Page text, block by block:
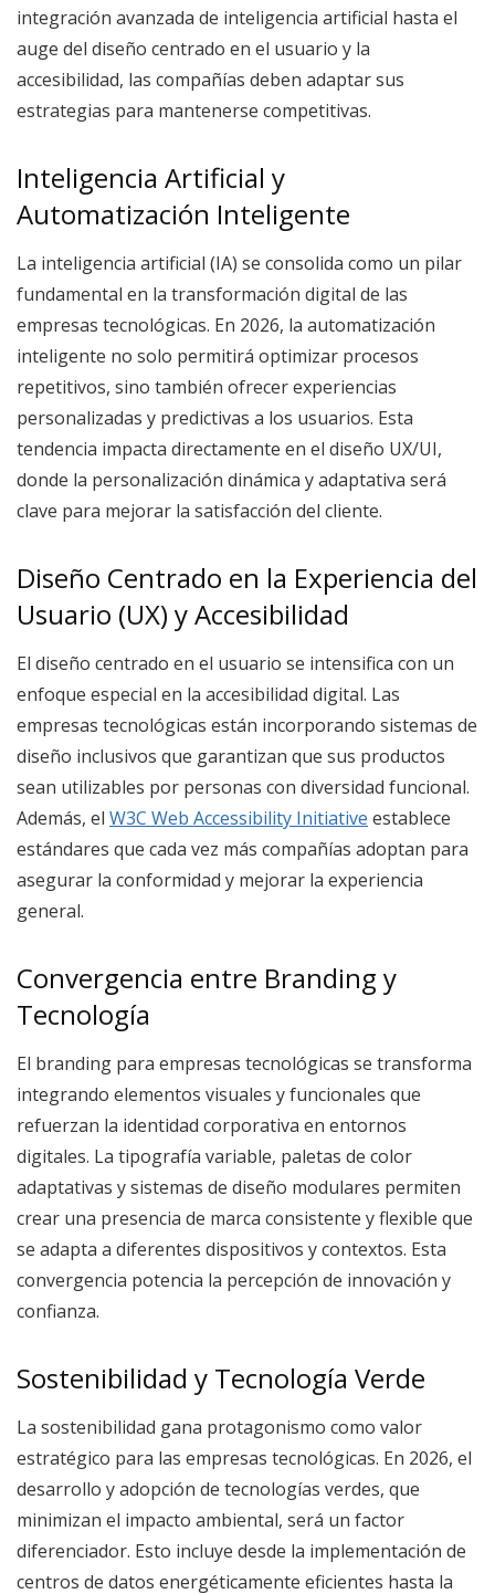
integración avanzada de inteligencia artificial hasta el
auge del diseño centrado en el usuario y la
accesibilidad, las compañías deben adaptar sus
estrategias para mantenerse competitivas.
Inteligencia Artificial y
Automatización Inteligente
La inteligencia artificial (IA) se consolida como un pilar
fundamental en la transformación digital de las
empresas tecnológicas. En 2026, la automatización
inteligente no solo permitirá optimizar procesos
repetitivos, sino también ofrecer experiencias
personalizadas y predictivas a los usuarios. Esta
tendencia impacta directamente en el diseño UX/UI,
donde la personalización dinámica y adaptativa será
clave para mejorar la satisfacción del cliente.
Diseño Centrado en la Experiencia del
Usuario (UX) y Accesibilidad
El diseño centrado en el usuario se intensifica con un
enfoque especial en la accesibilidad digital. Las
empresas tecnológicas están incorporando sistemas de
diseño inclusivos que garantizan que sus productos
sean utilizables por personas con diversidad funcional.
Además, el W3C Web Accessibility Initiative establece
estándares que cada vez más compañías adoptan para
asegurar la conformidad y mejorar la experiencia
general.
Convergencia entre Branding y
Tecnología
El branding para empresas tecnológicas se transforma
integrando elementos visuales y funcionales que
refuerzan la identidad corporativa en entornos
digitales. La tipografía variable, paletas de color
adaptativas y sistemas de diseño modulares permiten
crear una presencia de marca consistente y flexible que
se adapta a diferentes dispositivos y contextos. Esta
convergencia potencia la percepción de innovación y
confianza.
Sostenibilidad y Tecnología Verde
La sostenibilidad gana protagonismo como valor
estratégico para las empresas tecnológicas. En 2026, el
desarrollo y adopción de tecnologías verdes, que
minimizan el impacto ambiental, será un factor
diferenciador. Esto incluye desde la implementación de
centros de datos energéticamente eficientes hasta la